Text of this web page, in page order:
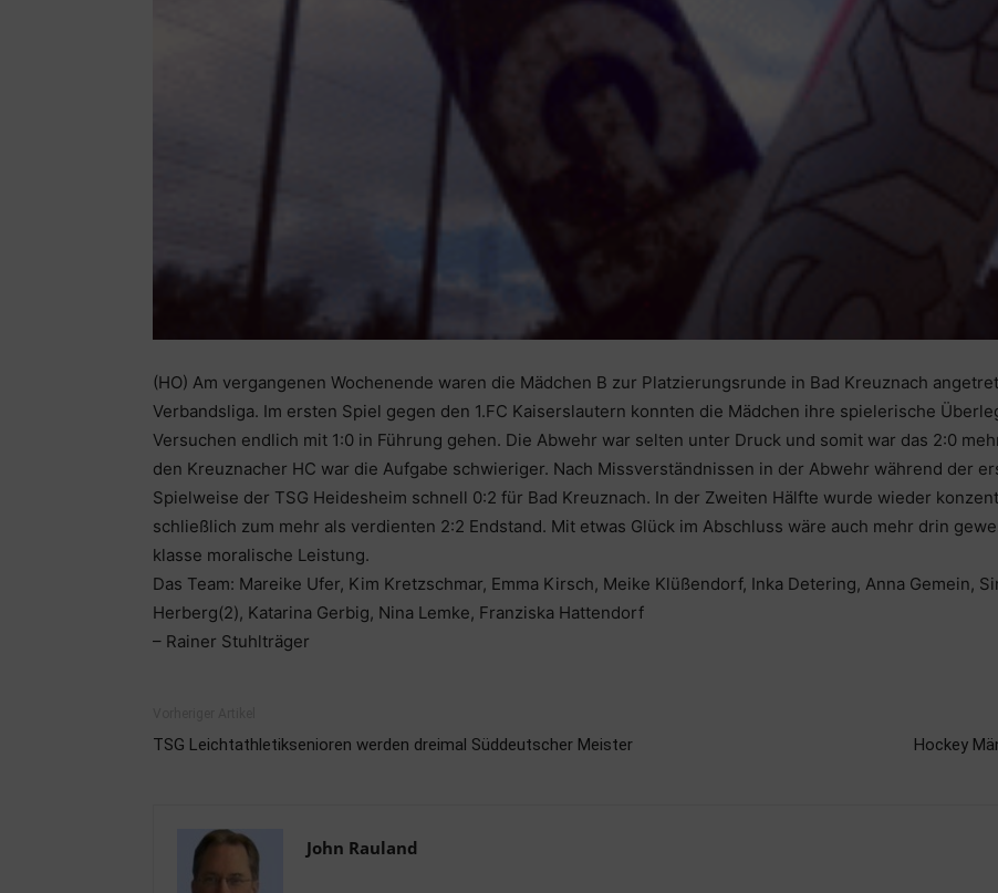
(HO) Am vergangenen Wochenende waren die Mädchen B zur Platzierungsrunde in Bad Kreuznach
Verbandsliga. Im ersten Spiel gegen den 1.FC Kaiserslautern konnten die Mädchen ihre spielerische
Versuchen endlich mit 1:0 in Führung gehen. Die Abwehr war selten unter Druck und somit war das 2:0
den Kreuznacher HC war die Aufgabe schwieriger. Nach Missverständnissen in der Abwehr während der
Spielweise der TSG Heidesheim schnell 0:2 für Bad Kreuznach. In der Zweiten Hälfte wurde wieder
schließlich zum mehr als verdienten 2:2 Endstand. Mit etwas Glück im Abschluss wäre auch mehr drin
klasse moralische Leistung.
Das Team: Mareike Ufer, Kim Kretzschmar, Emma Kirsch, Meike Klüßendorf, Inka Detering, Anna Gemein,
Herberg(2), Katarina Gerbig, Nina Lemke, Franziska Hattendorf
– Rainer Stuhlträger
TSG Leichtathletiksenioren werden dreimal Süddeutscher Meister Hockey
John Rauland